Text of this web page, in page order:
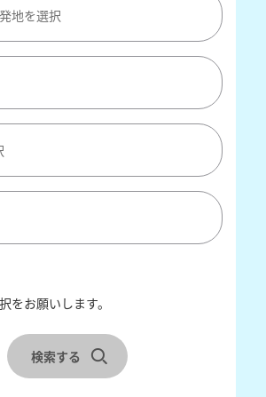
地を選択
をお願いします。
択
検索する